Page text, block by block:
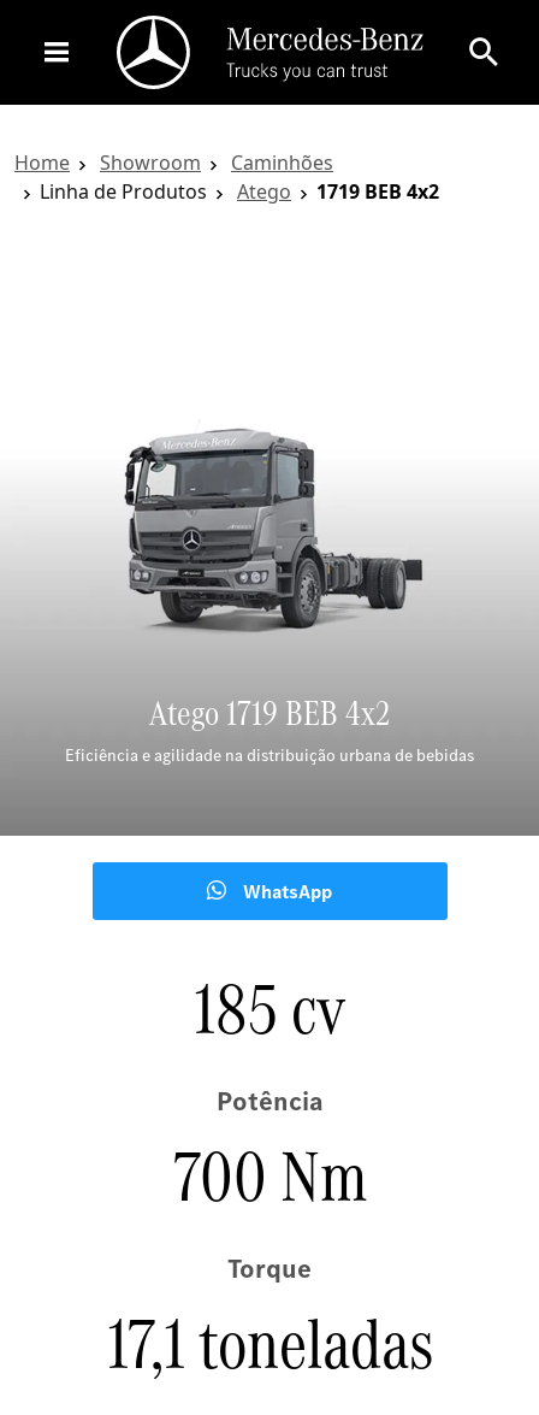
Home Showroom
Caminhões
Linha de Produtos
Atego 1719 BEB 4x2
Atego 1719 BEB 4x2
Eficiência e agilidade na distribuição urbana de bebidas
WhatsApp
185 cv
Potência
700 Nm
Torque
17,1 toneladas